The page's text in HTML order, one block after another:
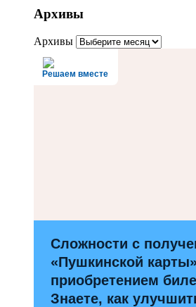
Архивы
Архивы
Решаем вместе
Сложности с
«Пушкинской
приобретением
Знаете, как